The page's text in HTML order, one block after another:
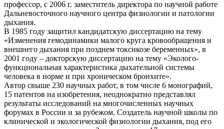
профессор, с 2006 г. заместитель директора по научной работе
Дальневосточного научного центра физиологии и патологии
дыхания.
В 1985 году защитил кандидатскую диссертацию на тему
«Изменения гемодинамики малого круга кровообращения и
внешнего дыхания при позднем токсикозе беременных», в
2001 году – докторскую диссертацию на тему «Эколого-
функциональная характеристика дыхательной системы
человека в норме и при хроническом бронхите».
Автор свыше 230 научных работ, в том числе 6 монографий,
15 патентов на изобретения, неоднократно представлял
результаты исследований на многочисленных научных
форумах в России и за рубежом. Создатель научной школы по
клинической и экологической физиологии дыхания, под его